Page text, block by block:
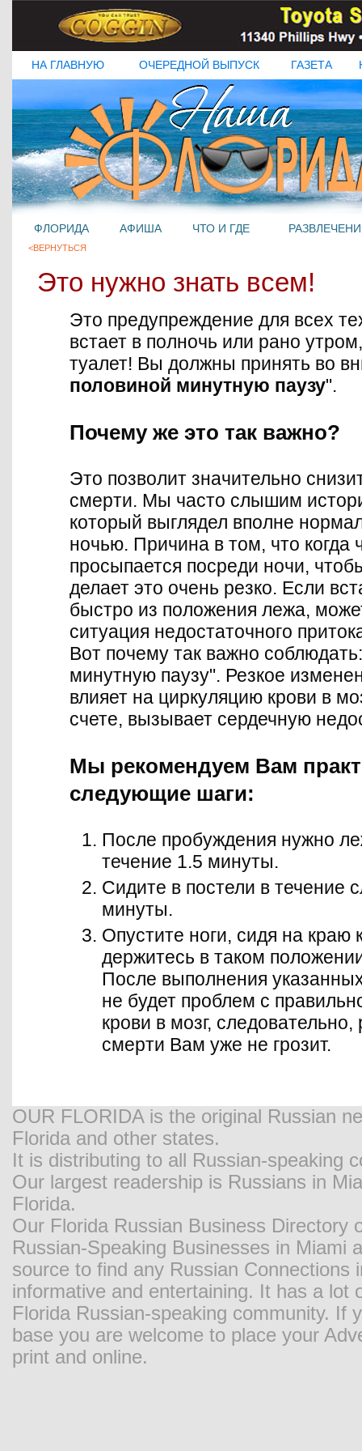
НА ГЛАВНУЮ ОЧЕРЕДНОЙ ВЫПУСК ГАЗЕТА
ФЛОРИДА АФИША ЧТО И ГДЕ
<ВЕРНУТЬСЯ
Это нужно знать всем!
Это предупреждение для всех
встает в полночь или рано
туалет! Вы должны принять во
половиной минутную паузу".
Почему же это так важно?
Это позволит значительно
смерти. Мы часто слышим
который выглядел вполне
ночью. Причина в том, что когда
просыпается посреди ночи,
делает это очень резко. Если
быстро из положения лежа,
ситуация недостаточного
Вот почему так важно
минутную паузу". Резкое
влияет на циркуляцию крови в
счете, вызывает сердечную
Мы рекомендуем Вам
следующие шаги:
После пробуждения нужно
течение 1.5 минуты.
Сидите в постели в течение
минуты.
Опустите ноги, сидя на краю
держитесь в таком
После выполнения
не будет проблем с
крови в мозг, следовательно,
смерти Вам уже не грозит.
OUR FLORIDA is the original Russian
Florida and other states.
It is distributing to all Russian-speaking
Our largest readership is Russians in
Florida.
Our Florida Russian Business Directory
Russian-Speaking Businesses in Miami
source to find any Russian
informative and entertaining. It has a
Florida Russian-speaking community. If
base you are welcome to place your
print and online.